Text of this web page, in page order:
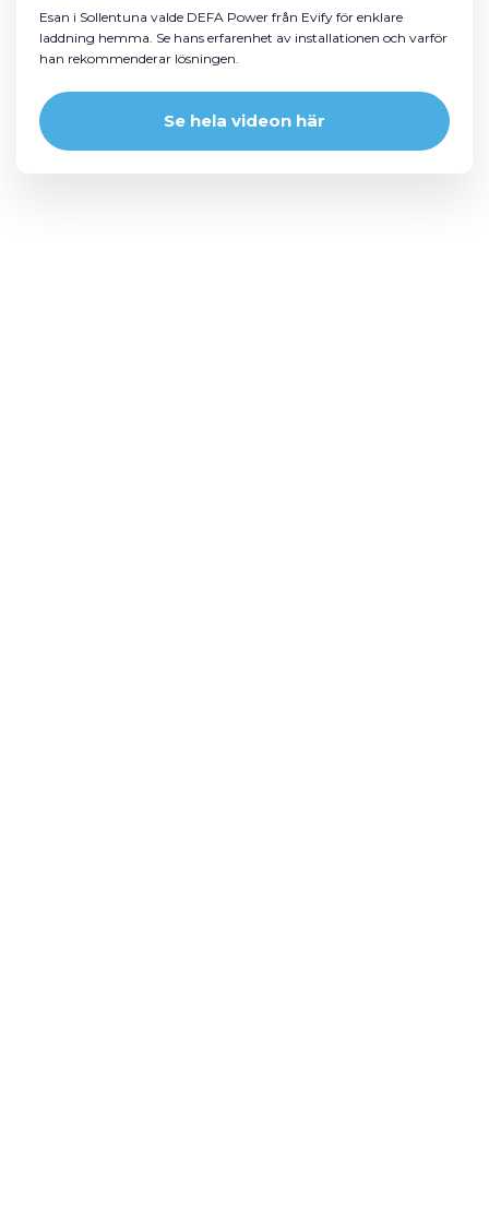
Esan i Sollentuna valde DEFA Power från Evify för enklare
laddning hemma. Se hans erfarenhet av installationen och varför
han rekommenderar lösningen.
Se hela videon här